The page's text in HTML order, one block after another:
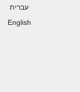
עברית
English